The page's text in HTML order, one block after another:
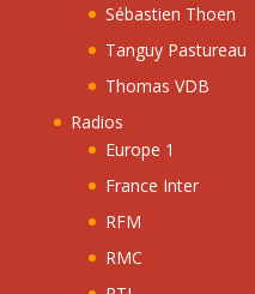
Sébastien Thoen
Tanguy Pastureau
Thomas VDB
Radios
Europe 1
France Inter
RFM
RMC